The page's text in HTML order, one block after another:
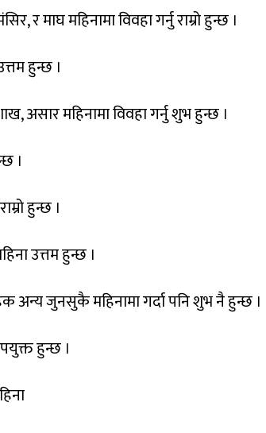
र माघ महिनामा विवहा गर्नु राम्रो हुन्छ ।
हुन्छ ।
असार महिनामा विवहा गर्नु शुभ हुन्छ ।
।
हुन्छ ।
उत्तम हुन्छ ।
अन्य जुनसुकै महिनामा गर्दा पनि शुभ नै हुन्छ ।
हुन्छ ।